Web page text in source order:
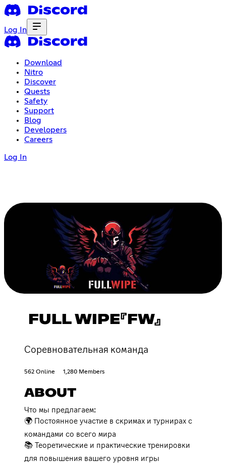
Log In
Download
Nitro
Discover
Quests
Safety
Support
Blog
Developers
Careers
Log In
FULL WIPE『FW』
Соревновательная команда
562 Online 1,280 Members
ABOUT
Что мы предлагаем:
🌍 Постоянное участие в скримах и турнирах с
командами со всего мира
📚 Теоретические и практические тренировки
для повышения вашего уровня игры